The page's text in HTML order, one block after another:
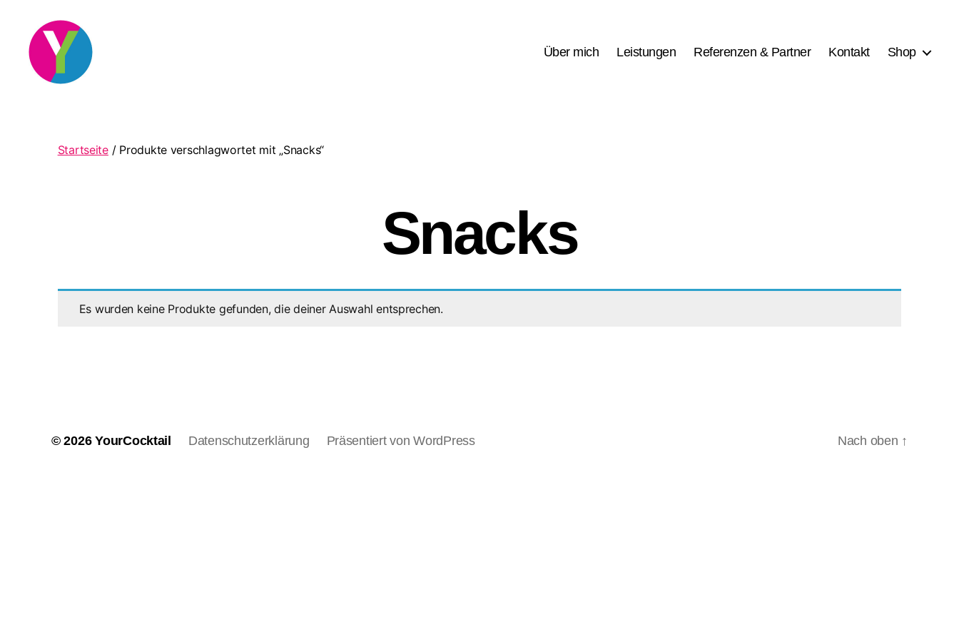
Über mich Leistungen Referenzen & Partner Kontakt Shop
Startseite/ Produkte verschlagwortet mit „Snacks“
Snacks
Es wurden keine Produkte gefunden, die deiner Auswahl entsprechen.
© 2026YourCocktail Datenschutzerklärung Präsentiert von WordPress Nach oben ↑